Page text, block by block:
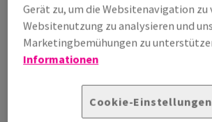
Listenpreis
€ 178,28 20,00% Rabatt
möglich ab
€ 142,63
pro 1 000 Bogen
Gerät zu, um die Websitenavigation zu
Websitenutzung zu analysieren und
Marketingbemühungen zu
Informationen
Cookie-Einstellungen